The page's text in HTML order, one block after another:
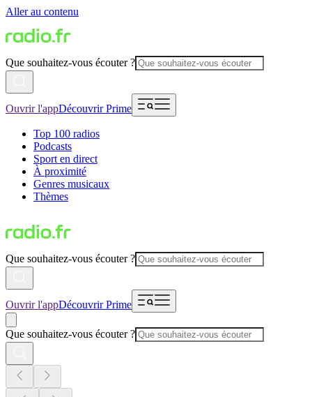
Aller au contenu
Que souhaitez-vous écouter ?
Ouvrir l'appDécouvrir Prime
Top 100 radios
Podcasts
Sport en direct
À proximité
Genres musicaux
Thèmes
Que souhaitez-vous écouter ?
Ouvrir l'appDécouvrir Prime
Que souhaitez-vous écouter ?